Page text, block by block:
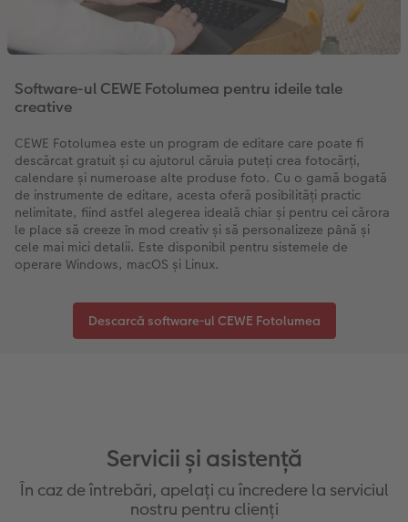
Software-ul CEWE Fotolumea pentru ideile tale
creative
CEWE Fotolumea este un program de editare care poate fi
descărcat gratuit și cu ajutorul căruia puteți crea fotocărți,
calendare și numeroase alte produse foto. Cu o gamă bogată
de instrumente de editare, acesta oferă posibilități practic
nelimitate, fiind astfel alegerea ideală chiar și pentru cei cărora
le place să creeze în mod creativ și să personalizeze până și
cele mai mici detalii. Este disponibil pentru sistemele de
operare Windows, macOS și Linux.
Descarcă software-ul CEWE Fotolumea
Servicii și asistență
În caz de întrebări, apelați cu încredere la serviciul
nostru pentru clienți